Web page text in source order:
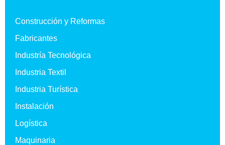
Construcción y Reformas
Fabricantes
Industría Tecnológica
Industria Textil
Industria Turística
Instalación
Logística
Maquinaria